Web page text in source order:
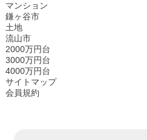
マンション
鎌ヶ谷市
土地
流山市
2000万円台
3000万円台
4000万円台
サイトマップ
会員規約